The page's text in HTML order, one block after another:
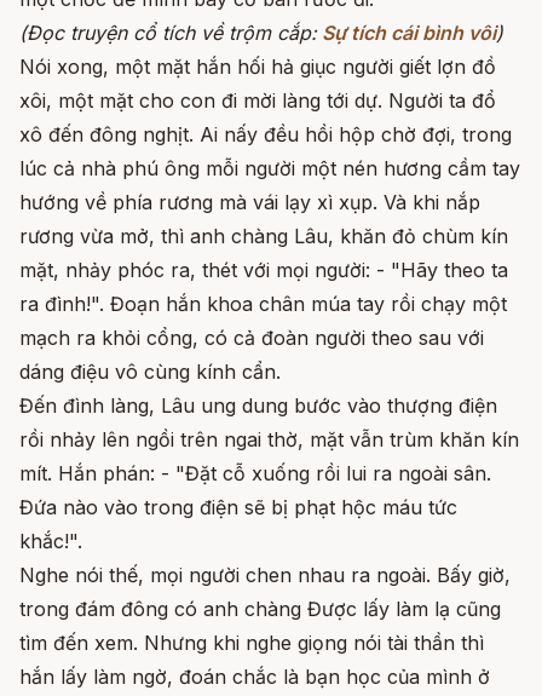
(Đọc truyện cổ tích về trộm cắp: Sự tích cái bình vôi)
Nói xong, một mặt hắn hối hả giục người giết lợn đồ
xôi, một mặt cho con đi mời làng tới dự. Người ta đổ
xô đến đông nghịt. Ai nấy đều hồi hộp chờ đợi, trong
lúc cả nhà phú ông mỗi người một nén hương cầm tay
hướng về phía rương mà vái lạy xì xụp. Và khi nắp
rương vừa mở, thì anh chàng Lâu, khăn đỏ chùm kín
mặt, nhảy phóc ra, thét với mọi người: - "Hãy theo ta
ra đình!". Đoạn hắn khoa chân múa tay rồi chạy một
mạch ra khỏi cổng, có cả đoàn người theo sau với
dáng điệu vô cùng kính cẩn.
Đến đình làng, Lâu ung dung bước vào thượng điện
rồi nhảy lên ngồi trên ngai thờ, mặt vẫn trùm khăn kín
mít. Hắn phán: - "Đặt cỗ xuống rồi lui ra ngoài sân.
Đứa nào vào trong điện sẽ bị phạt hộc máu tức
khắc!".
Nghe nói thế, mọi người chen nhau ra ngoài. Bấy giờ,
trong đám đông có anh chàng Được lấy làm lạ cũng
tìm đến xem. Nhưng khi nghe giọng nói tài thần thì
hắn lấy làm ngờ, đoán chắc là bạn học của mình ở